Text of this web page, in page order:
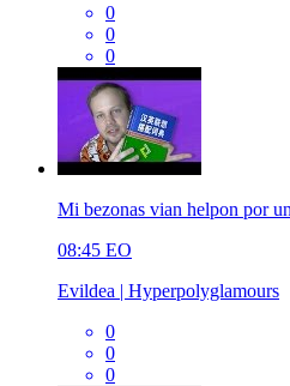
0
0
0
Mi bezonas vian helpon por
08:45 EO
Evildea | Hyperpolyglamours
0
0
0